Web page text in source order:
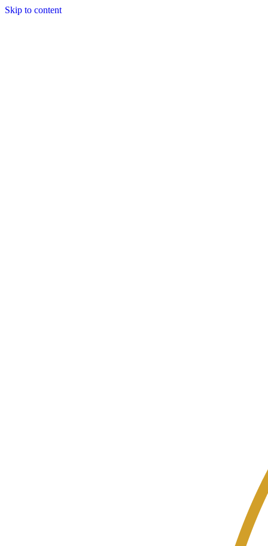
Skip to content